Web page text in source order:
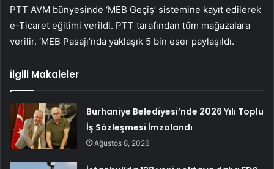
PTT AVM bünyesinde ‘MEB Geçiş’ sistemine kayıt edilerek
e-Ticaret eğitimi verildi. PTT tarafından tüm mağazalara
verilir. ‘MEB Pasajı’nda yaklaşık 5 bin eser paylaşıldı.
İlgili Makaleler
Burhaniye Belediyesi’nde 2026 Yılı Toplu
İş Sözleşmesi İmzalandı
Ağustos 8, 2026